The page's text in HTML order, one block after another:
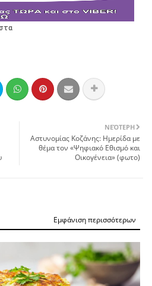
ΝΕΌΤΕΡΗ
Αστυνομίας Κοζάνης: Ημερίδα με
θέμα τον «Ψηφιακό Εθισμό και
Οικογένεια» (φωτο)
Εμφάνιση περισσότερων